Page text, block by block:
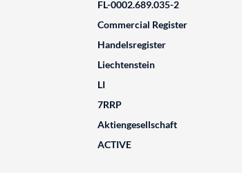
FL-0002.689.035-2
Commercial Register
Handelsregister
Liechtenstein
LI
7RRP
Aktiengesellschaft
ACTIVE